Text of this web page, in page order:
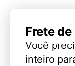
Frete
Você
inteiro